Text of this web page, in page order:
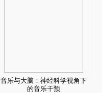
音乐与大脑：神经科学视角下
的音乐干预